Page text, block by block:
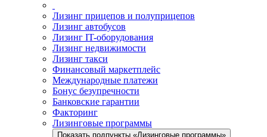
Лизинг прицепов и полуприцепов
Лизинг автобусов
Лизинг IT-оборудования
Лизинг недвижимости
Лизинг такси
Финансовый маркетплейс
Международные платежи
Бонус безупречности
Банковские гарантии
Факторинг
Лизинговые программы
Показать подпункты «Лизинговые программы»